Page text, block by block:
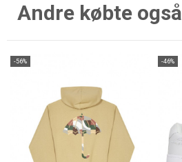
Andre købte også
-56% -46%